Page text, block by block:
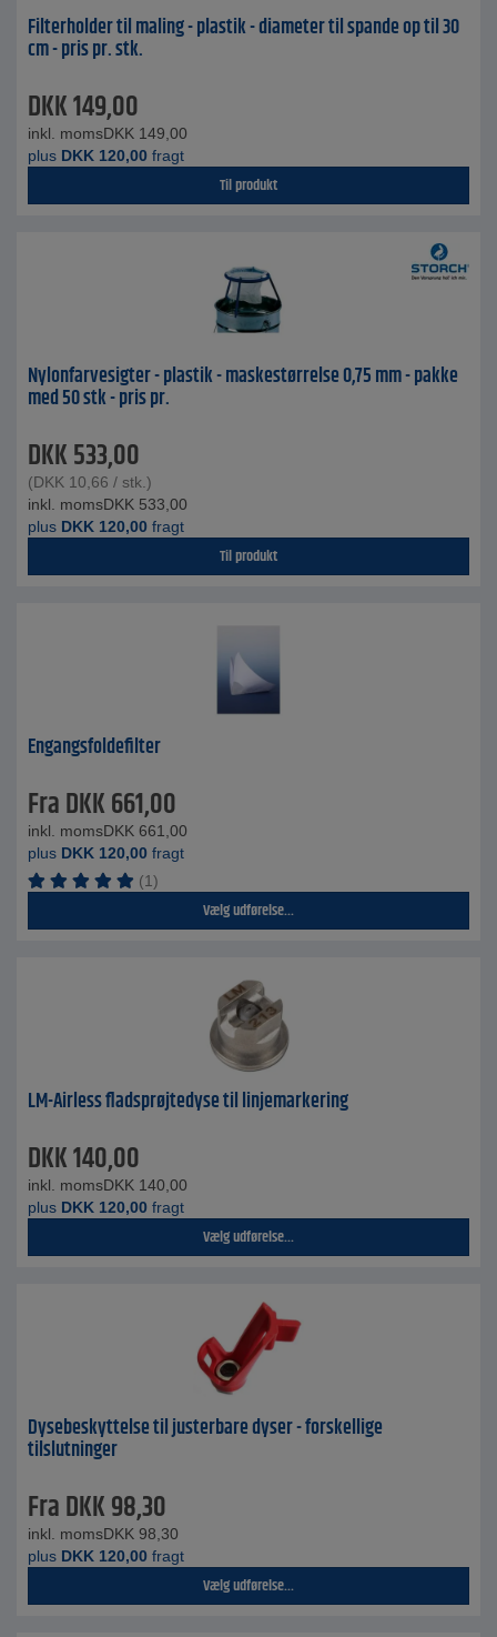
Filterholder til maling - plastik - diameter til spande op til 30
cm - pris pr. stk.
DKK149,00
inkl. momsDKK 149,00
plus DKK 120,00 fragt
Til produkt
Nylonfarvesigter - plastik - maskestørrelse 0,75 mm - pakke
med 50 stk - pris pr.
DKK533,00
(DKK 10,66 / stk.)
inkl. momsDKK 533,00
plus DKK 120,00 fragt
Til produkt
Engangsfoldefilter
FraDKK661,00
inkl. momsDKK 661,00
plus DKK 120,00 fragt
(1)
Vælg udførelse...
LM-Airless fladsprøjtedyse til linjemarkering
DKK140,00
inkl. momsDKK 140,00
plus DKK 120,00 fragt
Vælg udførelse...
Dysebeskyttelse til justerbare dyser - forskellige
tilslutninger
FraDKK98,30
inkl. momsDKK 98,30
plus DKK 120,00 fragt
Vælg udførelse...